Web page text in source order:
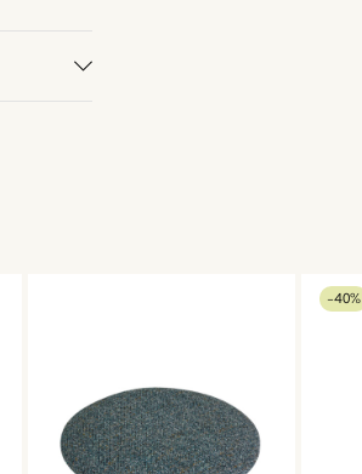
-40%